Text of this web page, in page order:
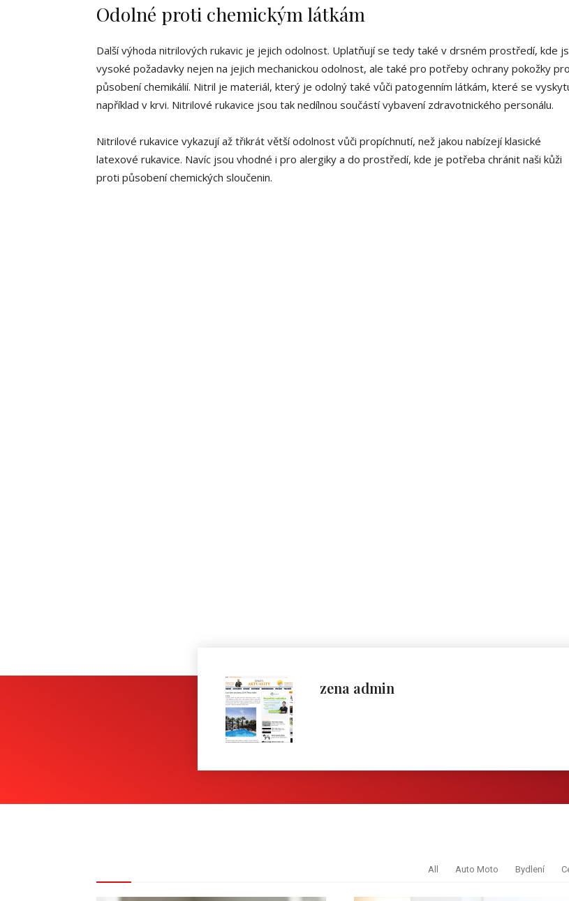
Odolné proti chemickým látkám
Další výhoda nitrilových rukavic je jejich odolnost. Uplatňují se tedy také v drsném prostředí, kde
vysoké požadavky nejen na jejich mechanickou odolnost, ale také pro potřeby ochrany pokožky
působení chemikálií. Nitril je materiál, který je odolný také vůči patogenním látkám, které se
například v krvi. Nitrilové rukavice jsou tak nedílnou součástí vybavení zdravotnického personálu.
Nitrilové rukavice vykazují až třikrát větší odolnost vůči propíchnutí, než jakou nabízejí klasické
latexové rukavice. Navíc jsou vhodné i pro alergiky a do prostředí, kde je potřeba chránit naši kůži
proti působení chemických sloučenin.
zena admin
All Auto Moto Bydlení